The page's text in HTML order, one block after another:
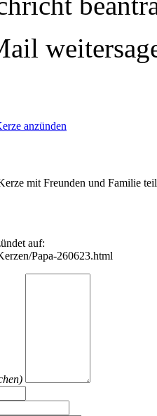
anzünden
mit Freunden und Familie
auf:
Papa-260623.html